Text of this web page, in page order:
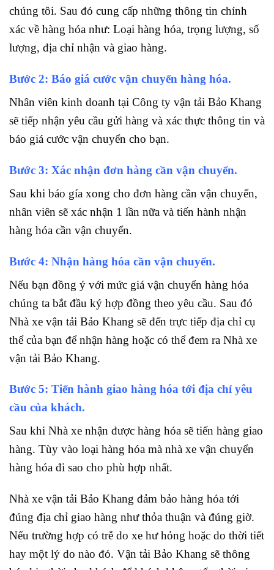
chúng tôi. Sau đó cung cấp những thông tin chính
xác về hàng hóa như: Loại hàng hóa, trọng lượng, số
lượng, địa chỉ nhận và giao hàng.
Bước 2: Báo giá cước vận chuyển hàng hóa.
Nhân viên kinh doanh tại Công ty vận tải Bảo Khang
sẽ tiếp nhận yêu cầu gửi hàng và xác thực thông tin và
báo giá cước vận chuyển cho bạn.
Bước 3: Xác nhận đơn hàng cần vận chuyển.
Sau khi báo gía xong cho đơn hàng cần vận chuyển,
nhân viên sẽ xác nhận 1 lần nữa và tiến hành nhận
hàng hóa cần vận chuyển.
Bước 4: Nhận hàng hóa cần vận chuyển.
Nếu bạn đồng ý với mức giá vận chuyển hàng hóa
chúng ta bắt đầu ký hợp đồng theo yêu cầu. Sau đó
Nhà xe vận tải Bảo Khang sẽ đến trực tiếp địa chỉ cụ
thể của bạn để nhận hàng hoặc có thể đem ra Nhà xe
vận tải Bảo Khang.
Bước 5: Tiến hành giao hàng hóa tới địa chỉ yêu
cầu của khách.
Sau khi Nhà xe nhận được hàng hóa sẽ tiến hàng giao
hàng. Tùy vào loại hàng hóa mà nhà xe vận chuyển
hàng hóa đi sao cho phù hợp nhất.
Nhà xe vận tải Bảo Khang đảm bảo hàng hóa tới
đúng địa chỉ giao hàng như thỏa thuận và đúng giờ.
Nếu trường hợp có trễ do xe hư hỏng hoặc do thời tiết
hay một lý do nào đó. Vận tải Bảo Khang sẽ thông